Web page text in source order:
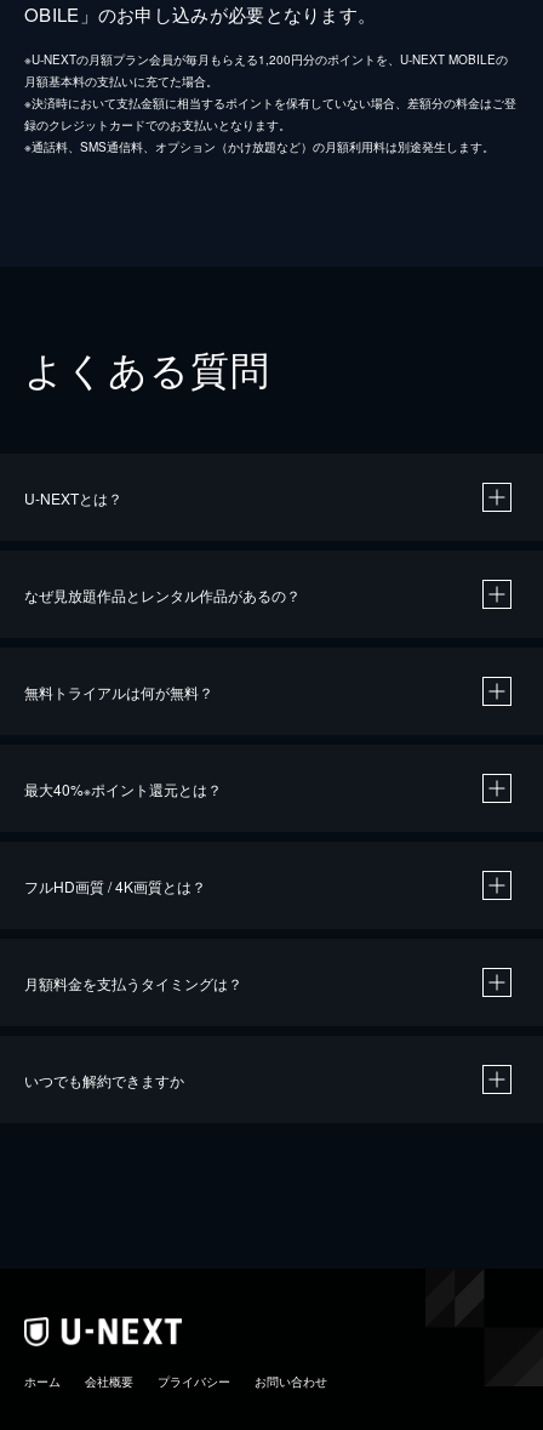
OBILE」のお申し込みが必要となります。
※U-NEXTの月額プラン会員が毎月もらえる1,200円分のポイントを、U-NEXT MOBILEの
月額基本料の支払いに充てた場合。
※決済時において支払金額に相当するポイントを保有していない場合、差額分の料金はご登
録のクレジットカードでのお支払いとなります。
※通話料、SMS通信料、オプション（かけ放題など）の月額利用料は別途発生します。
よくある質問
U-NEXTとは？
なぜ見放題作品とレンタル作品があるの？
無料トライアルは何が無料？
最大40%※ポイント還元とは？
※40％ポイント還元の対象は、クレジットカード決済による作品の購入 / レンタルです。
フルHD画質 / 4K画質とは？
月額料金を支払うタイミングは？
いつでも解約できますか
ホーム 会社概要 プライバシー お問い合わせ